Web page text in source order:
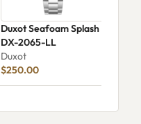
Duxot Seafoam Splash
DX-2065-LL
Duxot
$250.00